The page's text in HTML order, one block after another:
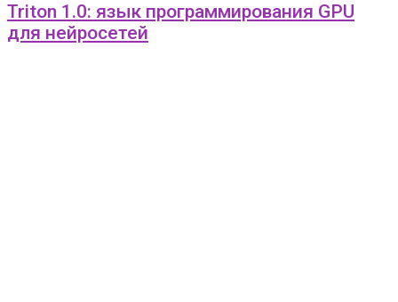
Triton 1.0: язык программирования GPU
для нейросетей